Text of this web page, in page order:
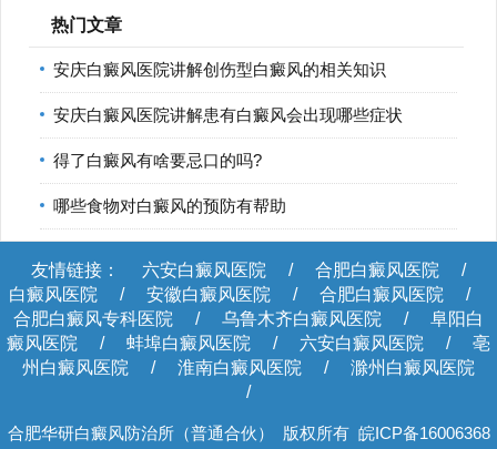
热门文章
安庆白癜风医院讲解创伤型白癜风的相关知识
安庆白癜风医院讲解患有白癜风会出现哪些症状
得了白癜风有啥要忌口的吗?
哪些食物对白癜风的预防有帮助
友情链接： 六安白癜风医院 / 合肥白癜风医院
/
白癜风医院
/ 安徽白癜风医院 / 合肥白癜风医院
/
合肥白癜风专科医院
/ 乌鲁木齐白癜风医院 /
阜阳白
癜风医院
/ 蚌埠白癜风医院 / 六安白癜风医院 /
亳
州白癜风医院
/ 淮南白癜风医院 /
滁州白癜风医院
/
合肥华研白癜风防治所（普通合伙） 版权所有 皖ICP备16006368